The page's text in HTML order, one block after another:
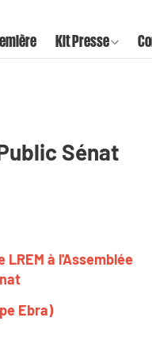
Kit Presse
Sénat
à l'Assemblée
Ebra)